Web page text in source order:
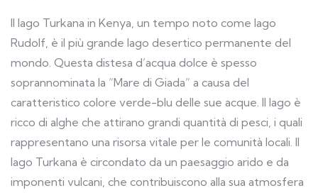
Il lago Turkana in Kenya, un tempo noto come lago
Rudolf, è il più grande lago desertico permanente del
mondo. Questa distesa d’acqua dolce è spesso
soprannominata la “Mare di Giada” a causa del
caratteristico colore verde-blu delle sue acque. Il lago è
ricco di alghe che attirano grandi quantità di pesci, i quali
rappresentano una risorsa vitale per le comunità locali. Il
lago Turkana è circondato da un paesaggio arido e da
imponenti vulcani, che contribuiscono alla sua atmosfera